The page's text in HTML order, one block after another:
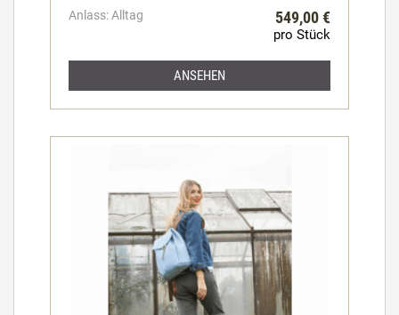
Anlass: Alltag 549,00 €
pro Stück
ANSEHEN